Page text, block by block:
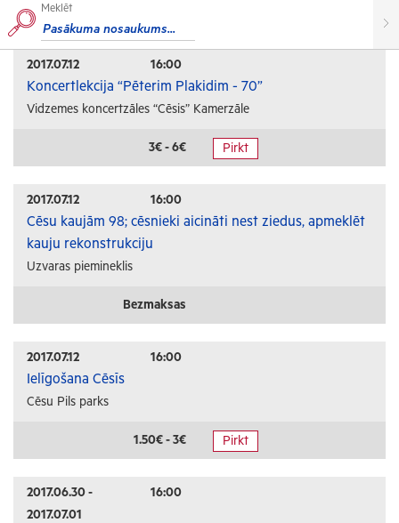
Izstādes
Koncerti
Izrādes
Festivāli un svētki
Kino
Citi pasākumi
Sports
Florbols
Slēpošana
Izglītība
Konferences
Kursi un semināri
Radošās darbnīcas
Lekcijas
Meklēt
2017.07.12 16:00
Koncertlekcija “Pēterim Plakidim - 70”
Vidzemes koncertzāles “Cēsis” Kamerzāle
3€ - 6€ Pirkt
2017.07.12 16:00
Cēsu kaujām 98; cēsnieki aicināti nest ziedus, apmeklēt
kauju rekonstrukciju
Uzvaras piemineklis
Bezmaksas
2017.07.12 16:00
Ielīgošana Cēsīs
Cēsu Pils parks
1.50€ - 3€ Pirkt
2017.06.30 -
2017.07.01
16:00